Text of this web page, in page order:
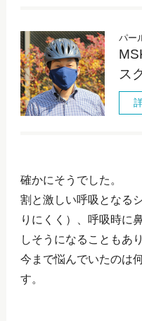
パー
ス
確かにそうでした。
割と激しい呼吸となる
りにくく）、呼吸時に
しそうになることもあ
今まで悩んでいたのは
す。